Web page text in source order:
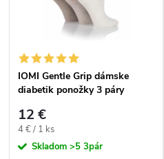
IOMI Gentle Grip dámske
diabetik ponožky 3 páry
12 €
Jednotková
cena:
4 € / 1 ks
Skladom >5 3pár